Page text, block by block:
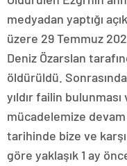
medyadan yaptığı
üzere 29 Temmuz
Deniz Özarslan
öldürüldü.
yıldır failin
mücadelemize
tarihinde bize ve
göre yaklaşık 1 ay